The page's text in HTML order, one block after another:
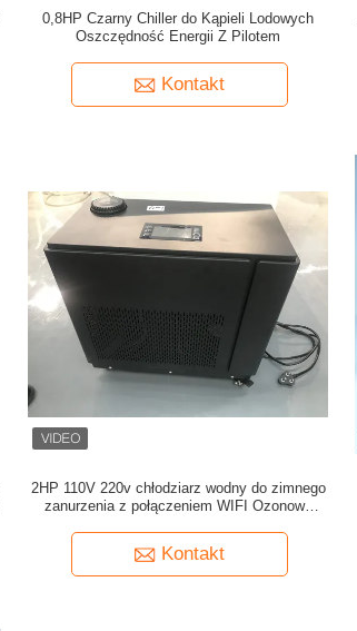
0,8HP Czarny Chiller do Kąpieli Lodowych
Oszczędność Energii Z Pilotem
Kontakt
2HP 110V 220v chłodziarz wodny do zimnego
zanurzenia z połączeniem WIFI Ozonowa
Kontakt